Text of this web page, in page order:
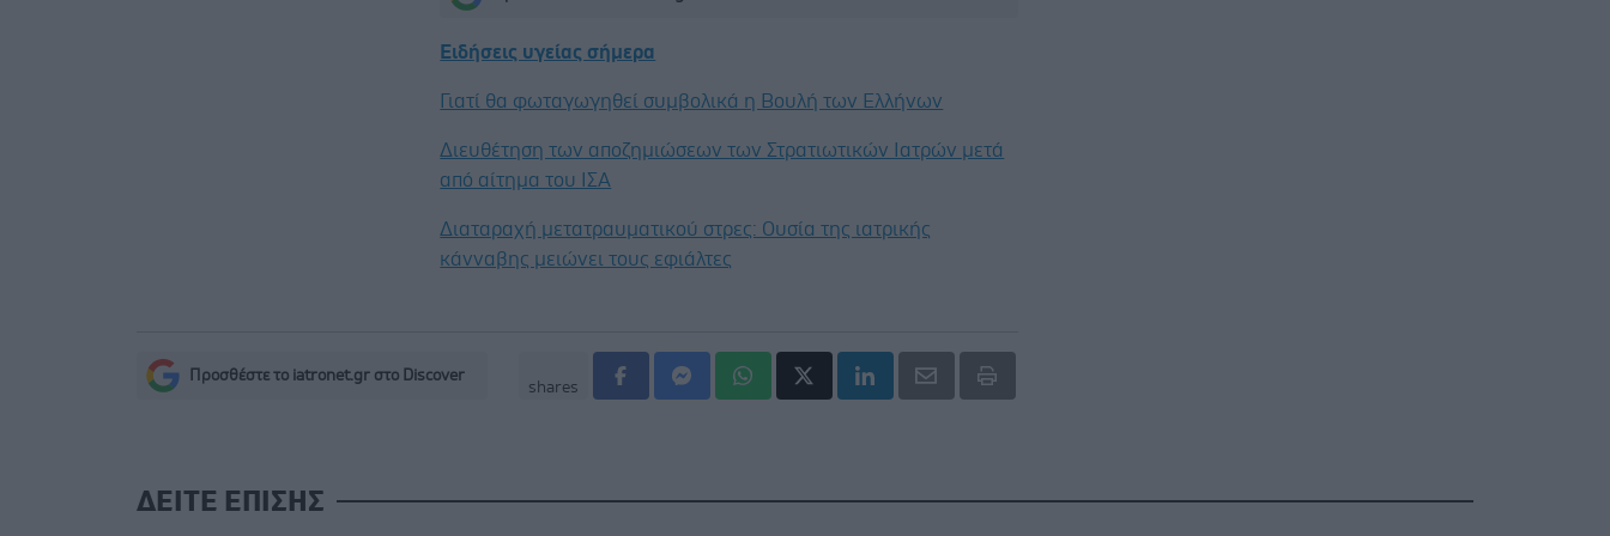
Ειδήσεις υγείας σήμερα
Γιατί θα φωταγωγηθεί συμβολικά η Βουλή των Ελλήνων
Διευθέτηση των αποζημιώσεων των Στρατιωτικών Ιατρών μετά
από αίτημα του ΙΣΑ
Διαταραχή μετατραυματικού στρες: Ουσία της ιατρικής
κάνναβης μειώνει τους εφιάλτες
Προσθέστε το iatronet.gr στο Discover
shares
ΔΕΙΤΕ ΕΠΙΣΗΣ